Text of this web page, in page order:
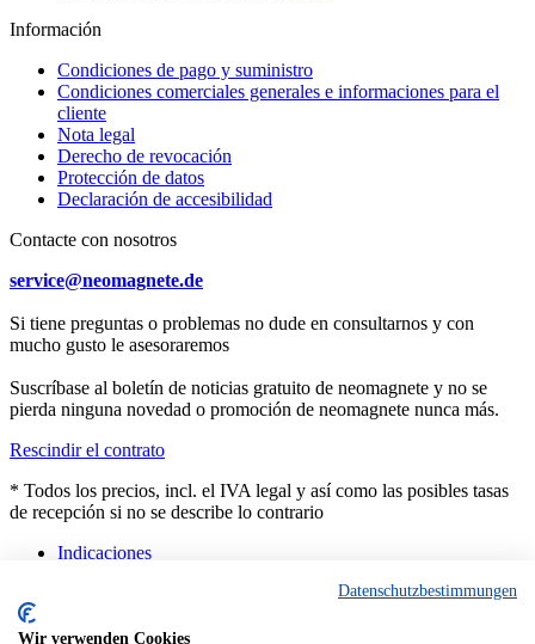
Información
Condiciones de pago y suministro
Condiciones comerciales generales e informaciones para el
cliente
Nota legal
Derecho de revocación
Protección de datos
Declaración de accesibilidad
Contacte con nosotros
service@neomagnete.de
Si tiene preguntas o problemas no dude en consultarnos y con
mucho gusto le asesoraremos
Suscríbase al boletín de noticias gratuito de neomagnete y no se
pierda ninguna novedad o promoción de neomagnete nunca más.
Rescindir el contrato
* Todos los precios, incl. el IVA legal y así como las posibles tasas
de recepción si no se describe lo contrario
Indicaciones
Características técnicas
Datenschutzbestimmungen
Wir verwenden Cookies